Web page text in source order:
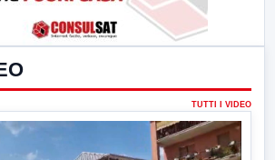
TUTTI I VIDEO